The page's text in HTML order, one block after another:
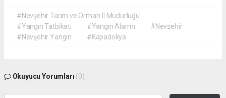
#Nevşehir Tarım ve Orman İl Müdürlüğü
#Yangın Tatbikatı
#Yangın Alarmı
#Nevşehir
#Nevşehir Yangın
#Kapadokya
Okuyucu Yorumları (0)